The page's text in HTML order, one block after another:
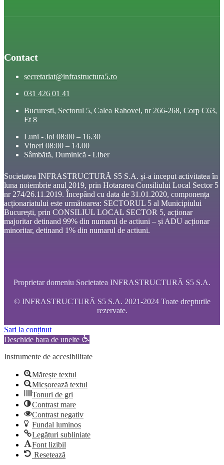
Contact
secretariat@infrastructura5.ro
031 426 01 41
Bucuresti, Sectorul 5, Calea Rahovei, nr 266-268, Corp C63,
Et 8
Luni - Joi 08:00 – 16.30
Vineri 08:00 – 14.00
Sâmbătă, Duminică - Liber
Societatea INFRASTRUCTURĂ S5 S.A. și-a inceput activitatea în
luna noiembrie anul 2019, prin Hotararea Consiliului Local Sector 5
nr 274/26.11.2019. Începând cu data de 31.01.2020, componența
acționariatului este următoarea: SECTORUL 5 al Municipiului
București, prin CONSILIUL LOCAL SECTOR 5, acționar
majoritar detinand 99% din numarul de actiuni – și ADU acționar
minoritar, detinand 1% din numarul de actiuni.
Proprietar domeniu Societatea INFRASTRUCTURĂ S5 S.A.
© INFRASTRUCTURĂ S5 S.A. 2021-2024 Toate drepturile
rezervate.
Sari la conținut
Deschide bara de unelte
Instrumente de accesibilitate
Mărește textul
Micșorează textul
Tonuri de gri
Contrast mare
Contrast negativ
Fundal luminos
Legături subliniate
Font lizibil
Resetează